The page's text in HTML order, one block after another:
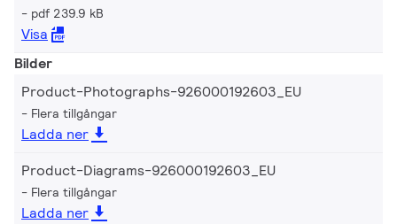
pdf 239.9 kB
Visa
Bilder
Product-Photographs-926000192603_EU
Flera tillgångar
Ladda ner
Product-Diagrams-926000192603_EU
Flera tillgångar
Ladda ner